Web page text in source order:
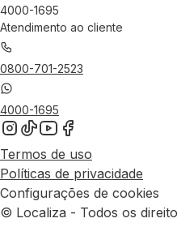
4000-1695
Atendimento ao cliente
0800-701-2523
4000-1695
Termos de uso
Políticas de privacidade
Configurações de cookies
© Localiza - Todos os